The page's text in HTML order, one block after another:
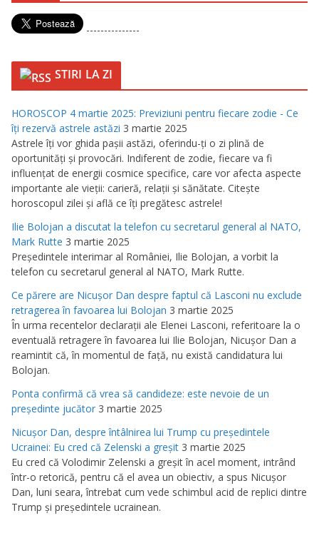
---------------
STIRI LA ZI
HOROSCOP 4 martie 2025: Previziuni pentru fiecare zodie - Ce
îţi rezervă astrele astăzi 3 martie 2025
Astrele îţi vor ghida paşii astăzi, oferindu-ţi o zi plină de
oportunităţi şi provocări. Indiferent de zodie, fiecare va fi
influenţat de energii cosmice specifice, care vor afecta aspecte
importante ale vieţii: carieră, relaţii şi sănătate. Citeşte
horoscopul zilei şi află ce îţi pregătesc astrele!
Ilie Bolojan a discutat la telefon cu secretarul general al NATO,
Mark Rutte 3 martie 2025
Preşedintele interimar al României, Ilie Bolojan, a vorbit la
telefon cu secretarul general al NATO, Mark Rutte.
Ce părere are Nicuşor Dan despre faptul că Lasconi nu exclude
retragerea în favoarea lui Bolojan 3 martie 2025
În urma recentelor declaraţii ale Elenei Lasconi, referitoare la o
eventuală retragere în favoarea lui Ilie Bolojan, Nicuşor Dan a
reamintit că, în momentul de faţă, nu există candidatura lui
Bolojan.
Ponta confirmă că vrea să candideze: este nevoie de un
preşedinte jucător 3 martie 2025
Nicuşor Dan, despre întâlnirea lui Trump cu preşedintele
Ucrainei: Eu cred că Zelenski a greşit 3 martie 2025
Eu cred că Volodimir Zelenski a greşit în acel moment, intrând
într-o retorică, pentru că el avea un obiectiv, a spus Nicuşor
Dan, luni seara, întrebat cum vede schimbul acid de replici dintre
Trump şi preşedintele ucrainean.